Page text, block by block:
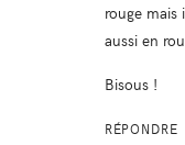
rouge mais
aussi en
Bisous !
RÉPONDRE